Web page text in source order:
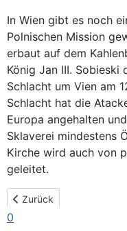
In Wien gibt es noch
Polnischen Mission
erbaut auf dem
König Jan III.
Schlacht um Vien am
Schlacht hat die
Europa angehalten
Sklaverei mindestens
Kirche wird auch von
geleitet.
0
Vorheriger Beitrag: Wien
Zurück